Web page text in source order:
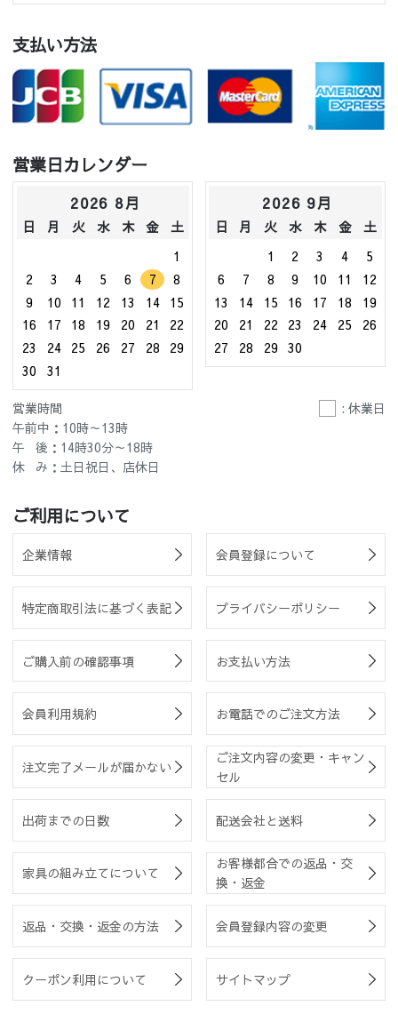
支払い方法
営業日カレンダー
2026 8月
日 月 火 水 木 金
土
1
2
3 4 5 6 7
8
9
10 11 12 13 14
15
16
17 18 19 20 21
22
23
24 25 26 27 28
29
30
31
2026 9月
日 月 火 水 木 金
土
1
2 3 4
5
6
7 8 9 10 11
12
13
14 15 16 17 18
19
20
21 22 23 24 25
26
27
28 29 30
営業時間
: 休業日
午前中：10時～13時
午 後：14時30分～18時
休 み：土日祝日、店休日
ご利用について
企業情報 会員登録について
特定商取引法に基づく表記 プライバシーポリシー
ご購入前の確認事項 お支払い方法
会員利用規約 お電話でのご注文方法
注文完了メールが届かない
ご注文内容の変更・キャン
セル
出荷までの日数 配送会社と送料
家具の組み立てについて
お客様都合での返品・交
換・返金
返品・交換・返金の方法 会員登録内容の変更
クーポン利用について サイトマップ